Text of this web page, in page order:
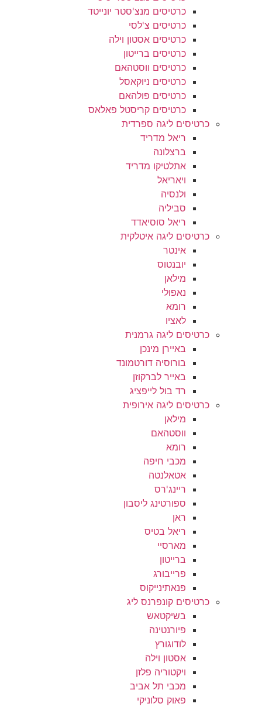
כרטיסים מנצ'סטר יונייטד
כרטיסים צ'לסי
כרטיסים אסטון וילה
כרטיסים ברייטון
כרטיסים ווסטהאם
כרטיסים ניוקאסל
כרטיסים פולהאם
כרטיסים קריסטל פאלאס
כרטיסים ליגה ספרדית
ריאל מדריד
ברצלונה
אתלטיקו מדריד
ויאריאל
ולנסיה
סביליה
ריאל סוסיאדד
כרטיסים ליגה איטלקית
אינטר
יובנטוס
מילאן
נאפולי
רומא
לאציו
כרטיסים ליגה גרמנית
באיירן מינכן
בורוסיה דורטמונד
באייר לברקוזן
רד בול לייפציג
כרטיסים ליגה אירופית
מילאן
ווסטהאם
רומא
מכבי חיפה
אטאלנטה
ריינג'רס
ספורטינג ליסבון
ראן
ריאל בטיס
מארסיי
ברייטון
פרייבורג
פנאתינייקוס
כרטיסים קונפרנס ליג
בשיקטאש
פיורנטינה
לודוגורץ
אסטון וילה
ויקטוריה פלזן
מכבי תל אביב
פאוק סלוניקי